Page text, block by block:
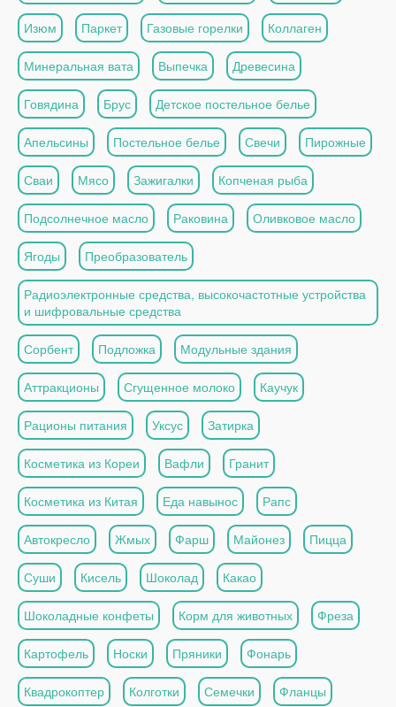
Изюм Паркет Газовые горелки Коллаген
Минеральная вата Выпечка Древесина
Говядина Брус Детское постельное белье
Апельсины Постельное белье Свечи Пирожные
Сваи Мясо Зажигалки Копченая рыба
Подсолнечное масло Раковина Оливковое масло
Ягоды Преобразователь
Радиоэлектронные средства, высокочастотные устройства
и шифровальные средства
Сорбент Подложка Модульные здания
Аттракционы Сгущенное молоко Каучук
Рационы питания Уксус Затирка
Косметика из Кореи Вафли Гранит
Косметика из Китая Еда навынос Рапс
Автокресло Жмых Фарш Майонез Пицца
Суши Кисель Шоколад Какао
Шоколадные конфеты Корм для животных Фреза
Картофель Носки Пряники Фонарь
Квадрокоптер Колготки Семечки Фланцы